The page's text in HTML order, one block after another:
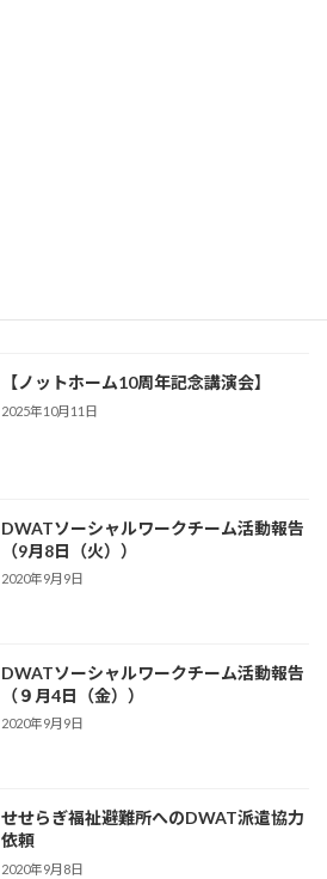
【ノットホーム10周年記念講演会】
2025年10月11日
DWATソーシャルワークチーム活動報告
（9月8日（火））
2020年9月9日
DWATソーシャルワークチーム活動報告
（９月4日（金））
2020年9月9日
せせらぎ福祉避難所へのDWAT派遣協力
依頼
2020年9月8日